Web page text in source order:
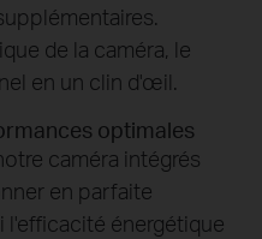
solaire optimales.
intégréà la verticale à
maximal et
de la caméra offre
à 360°pour
du panneau solaire.